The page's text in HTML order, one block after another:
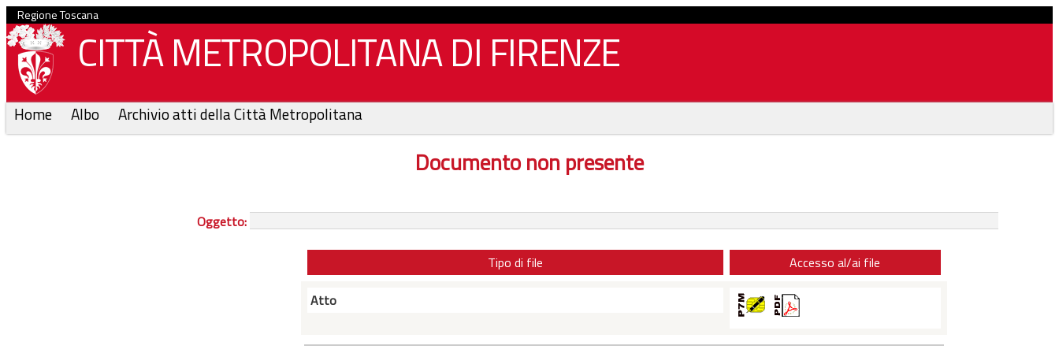
Regione Toscana
CITTÀ METROPOLITANA DI FIRENZE
Home Albo Archivio atti della Città Metropolitana
Documento non presente
Oggetto:
Tipo di file
Accesso al/ai file
Atto